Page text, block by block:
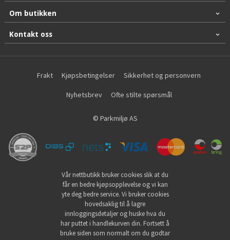
Om butikken
Kontakt oss
Frakt Kjøpsbetingelser Sikkerhet og personvern
Nyhetsbrev Ofte stilte spørsmål
© Parkmiljø AS
Vår nettbutikk bruker cookies slik at du
får en bedre kjøpsopplevelse og vi kan
yte deg bedre service. Vi bruker cookies
hovedsaklig til å lagre
innloggingsdetaljer og huske hva du
har puttet i handlekurven din. Fortsett å
bruke siden som normalt om du godtar